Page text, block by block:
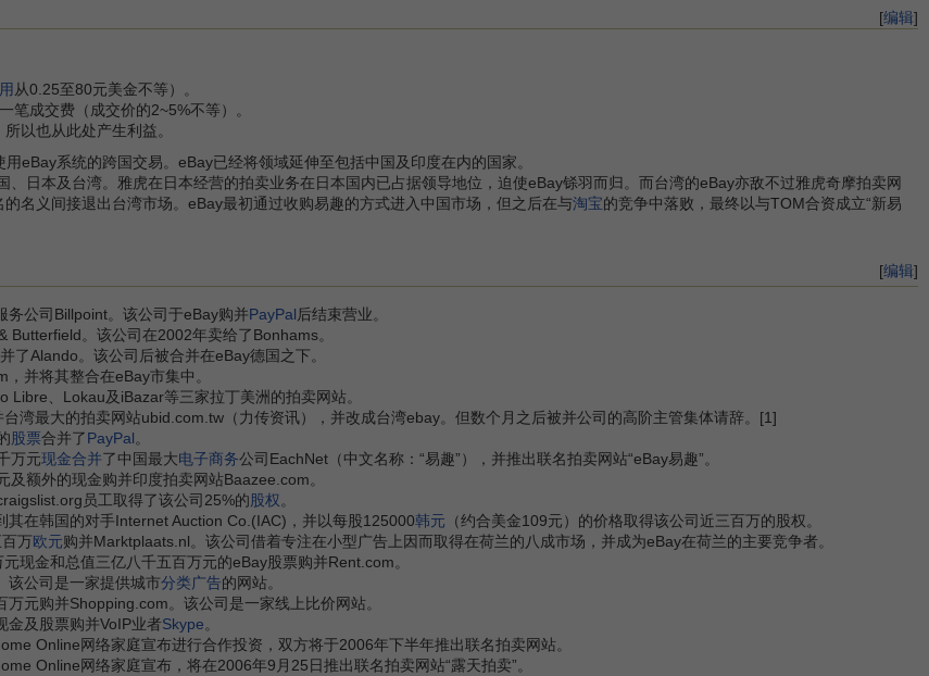
[编辑]
从0.25至80元美金不等）。
笔成交费（成交价的2~5%不等）。
所以也从此处产生利益。
用eBay系统的跨国交易。eBay已经将领域延伸至包括中国及印度在内的国家。
、日本及台湾。雅虎在日本经营的拍卖业务在日本国内已占据领导地位，迫使eBay铩羽而归。而台湾的eBay亦敌不过雅虎奇摩拍卖网
名义间接退出台湾市场。eBay最初通过收购易趣的方式进入中国市场，但之后在与淘宝的竞争中落败，最终以与TOM合资成立“新易
[编辑]
务公司Billpoint。该公司于eBay购并PayPal后结束营业。
Butterfield。该公司在2002年卖给了Bonhams。
了Alando。该公司后被合并在eBay德国之下。
并将其整合在eBay市集中。
Libre、Lokau及iBazar等三家拉丁美洲的拍卖网站。
湾最大的拍卖网站ubid.com.tw（力传资讯），并改成台湾ebay。但数个月之后被并公司的高阶主管集体请辞。[1]
股票合并了PayPal。
万元现金合并了中国最大电子商务公司EachNet（中文名称：“易趣”），并推出联名拍卖网站“eBay易趣”。
额外的现金购并印度拍卖网站Baazee.com。
员工取得了该公司25%的 股权。
其在韩国的对手Internet Auction Co.(IAC)，并以每股125000韩元 （约合美金109元）的价格取得该公司近三百万的股权。
万欧元购并Marktplaats.nl。该公司借着专注在小型广告上因而取得在荷兰的八成市场，并成为eBay在荷兰的主要竞争者。
现金和总值三亿八千五百万元的eBay股票购并Rent.com。
该公司是一家提供城市分类广告的网站。
元购并Shopping.com。该公司是一家线上比价网站。
金及股票购并VoIP业者Skype。
Online网络家庭宣布进行合作投资，双方将于2006年下半年推出联名拍卖网站。
Online网络家庭宣布，将在2006年9月25日推出联名拍卖网站“露天拍卖”。